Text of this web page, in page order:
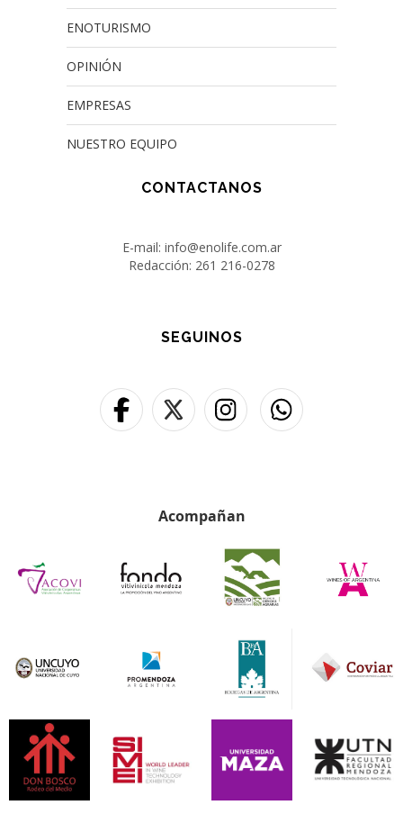
ENOTURISMO
OPINIÓN
EMPRESAS
NUESTRO EQUIPO
CONTACTANOS
E-mail: info@enolife.com.ar
Redacción: 261 216-0278
SEGUINOS
Acompañan